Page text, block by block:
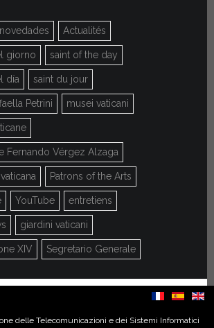
novedades Actualités
giorno saint of the day
día saint du jour
Petrini musei vaticani
Fernando Vérgez Alzaga
Patrons of the Arts
YouTube entretiens
giardini vaticani
XIV Segretario Generale
delle Telecomunicazioni e dei Sistemi Informatici